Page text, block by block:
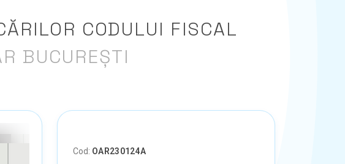
CODULUI FISCAL
BUCUREȘTI
Cod: OAR230124A